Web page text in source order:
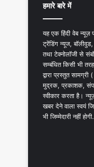
हमारे बारे में
यह एक हिंदी वेब न्यूज़
ट्रेंडिंग न्यूज,
तथा टेक्नोलॉजी से
सम्बंधित किसी भी
द्वारा प्रस्तुत
मुद्रक, प्रकाशक,
स्वीकार करता है।
खबर देने वाला स्वयं
भी जिम्मेदारी नहीं होगी.